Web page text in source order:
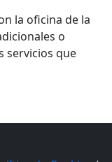
la oficina de la
o
servicios que